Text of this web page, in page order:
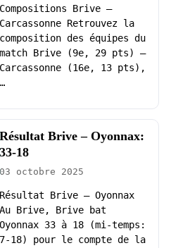
Compositions Brive –
Carcassonne Retrouvez la
composition des équipes du
match Brive (9e, 29 pts) –
Carcassonne (16e, 13 pts),
…
Brive – Oyonnax:
18
03 octobre 2025
Résultat Brive – Oyonnax
Au Brive, Brive bat
Oyonnax 33 à 18 (mi-temps:
7-18) pour le compte de la